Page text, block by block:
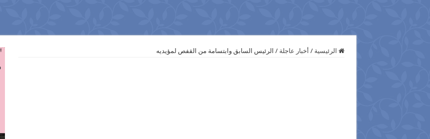
الرئيسية / أخبار عاجلة / الرئيس السابق وابتسامة من القفص لمؤيديه